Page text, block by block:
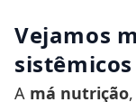
Vejamos
A má nutrição